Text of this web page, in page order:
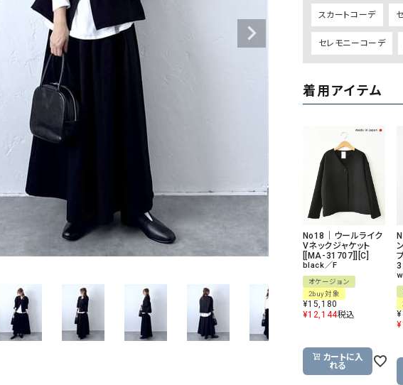
その他スカート
すべて見る
その他のパンツ
ジャケット
コート
その他アウター
すべて見
ワンピース・チュニック
サロペット・オーバーオール
グッズ
08mab(ゼロ
ーパーセント
adidas（アデ
ASFVLT（ア
Ampersand
Antiquite's（
Audition（オ
blue willow
blue willow
CUBE
CONVERSE
スカートコーデ
セレモニーコーデ
着用アイテム
No18｜ウールライク
Vネックジャケット
[[MA-31707]][C]
black／F
オケージョン
2buy対象
¥15,180
¥12,144税込
カートに入
れる
¥
¥